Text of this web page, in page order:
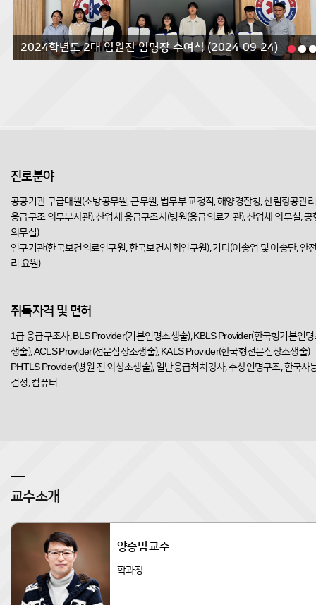
2024학년도 2대 임원진 임명장 수여식 (2024.09.24)
진로분야
공공기관 구급대원(소방공무원, 군무원, 법무부 교정직, 해양경찰청, 산림항공관
응급구조 의무부사관), 산업체 응급구조사(병원(응급의료기관), 산업체 의무실, 공
의무실)
연구기관(한국보건의료연구원, 한국보건사회연구원), 기타(이송업 및 이송단, 안
리 요원)
취득자격 및 면허
1급 응급구조사, BLS Provider(기본인명소생술), KBLS Provider(한국형기본인
생술), ACLS Provider(전문심장소생술), KALS Provider(한국형전문심장소생술)
PHTLS Provider(병원 전 외상소생술), 일반응급처치강사, 수상인명구조, 한국사
검정, 컴퓨터
교수소개
양승범 교수
학과장